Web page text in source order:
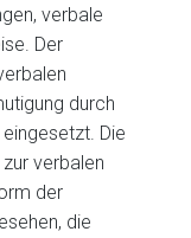
verbale
Der
durch
Die
verbalen
der
die